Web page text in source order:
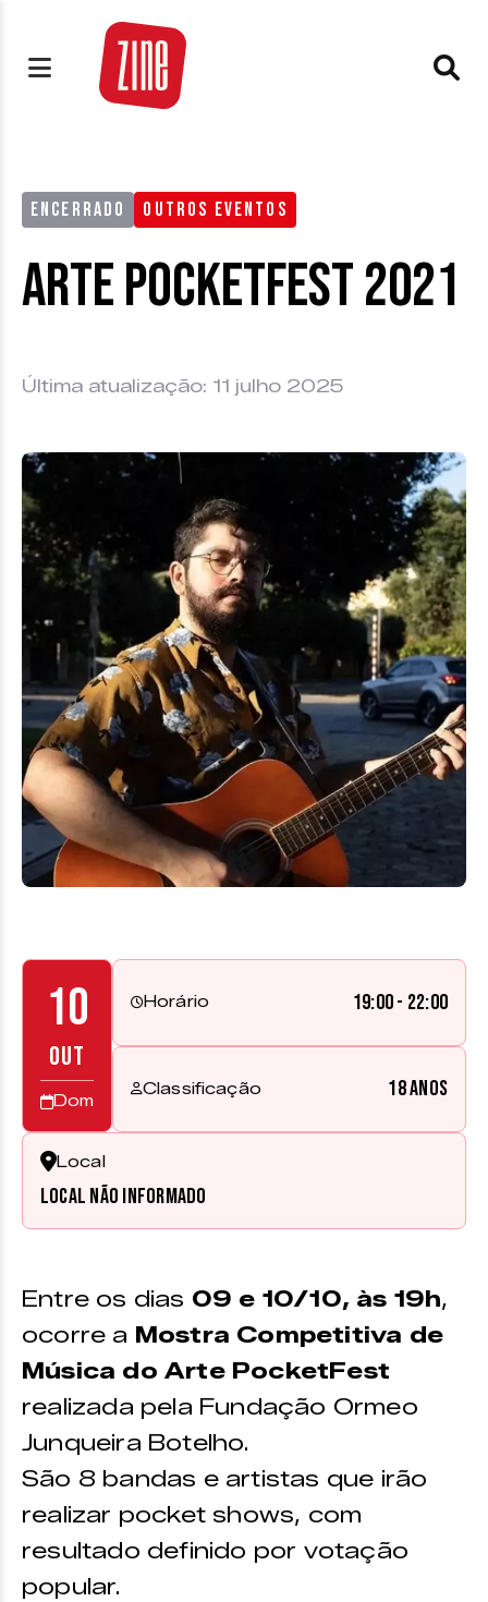
ENCERRADO OUTROS EVENTOS
Arte PocketFest 2021
Última atualização: 11 julho 2025
10
OUT
Dom
Horário 19:00 - 22:00
Classificação 18 anos
Local
Local não informado
Entre os dias 09 e 10/10, às 19h,
ocorre a Mostra Competitiva de
Música do Arte PocketFest
realizada pela Fundação Ormeo
Junqueira Botelho.
São 8 bandas e artistas que irão
realizar pocket shows, com
resultado definido por votação
popular.